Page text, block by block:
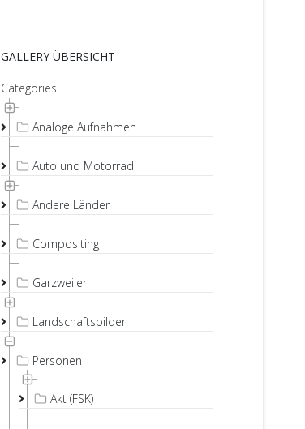
GALLERY ÜBERSICHT
Categories
Analoge Aufnahmen
Auto und Motorrad
Andere Länder
Compositing
Garzweiler
Landschaftsbilder
Personen
Akt (FSK)